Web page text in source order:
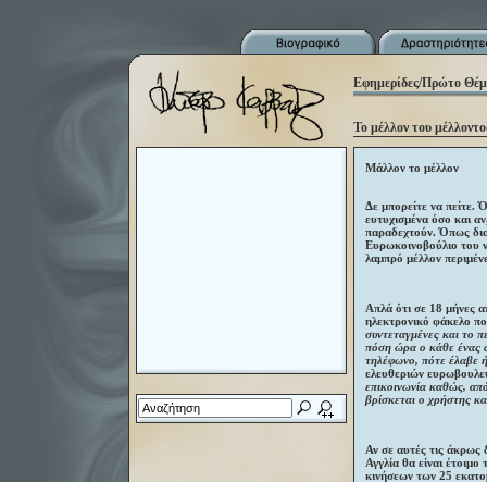
Εφημερίδες/Πρώτο
Το μέλλον του
Μάλλον το μέλλον
Δε μπορείτε να πείτε.
ευτυχισμένα όσο και
παραδεχτούν. Όπως
Ευρωκοινοβούλιο του
λαμπρό μέλλον
Απλά ότι σε 18 μήνες
ηλεκτρονικό φάκελο
συντεταγμένες και το
πόση ώρα ο κάθε ένας
τηλέφωνο, πότε έλαβε
ελευθεριών
επικοινωνία καθώς,
βρίσκεται ο χρήστης
Αν σε αυτές τις άκρως
Αγγλία θα είναι
κινήσεων των 25